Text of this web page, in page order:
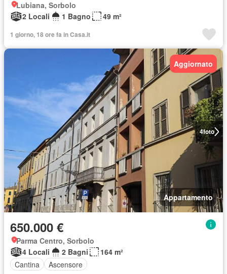
Lubiana, Sorbolo
2 Locali
1 Bagno 49 m²
1 giorno, 18 ore fa in Casa.it
4foto
Aggiornato
Appartamento
650.000 €
Parma Centro, Sorbolo
4 Locali
2 Bagni
164 m²
Cantina
Ascensore